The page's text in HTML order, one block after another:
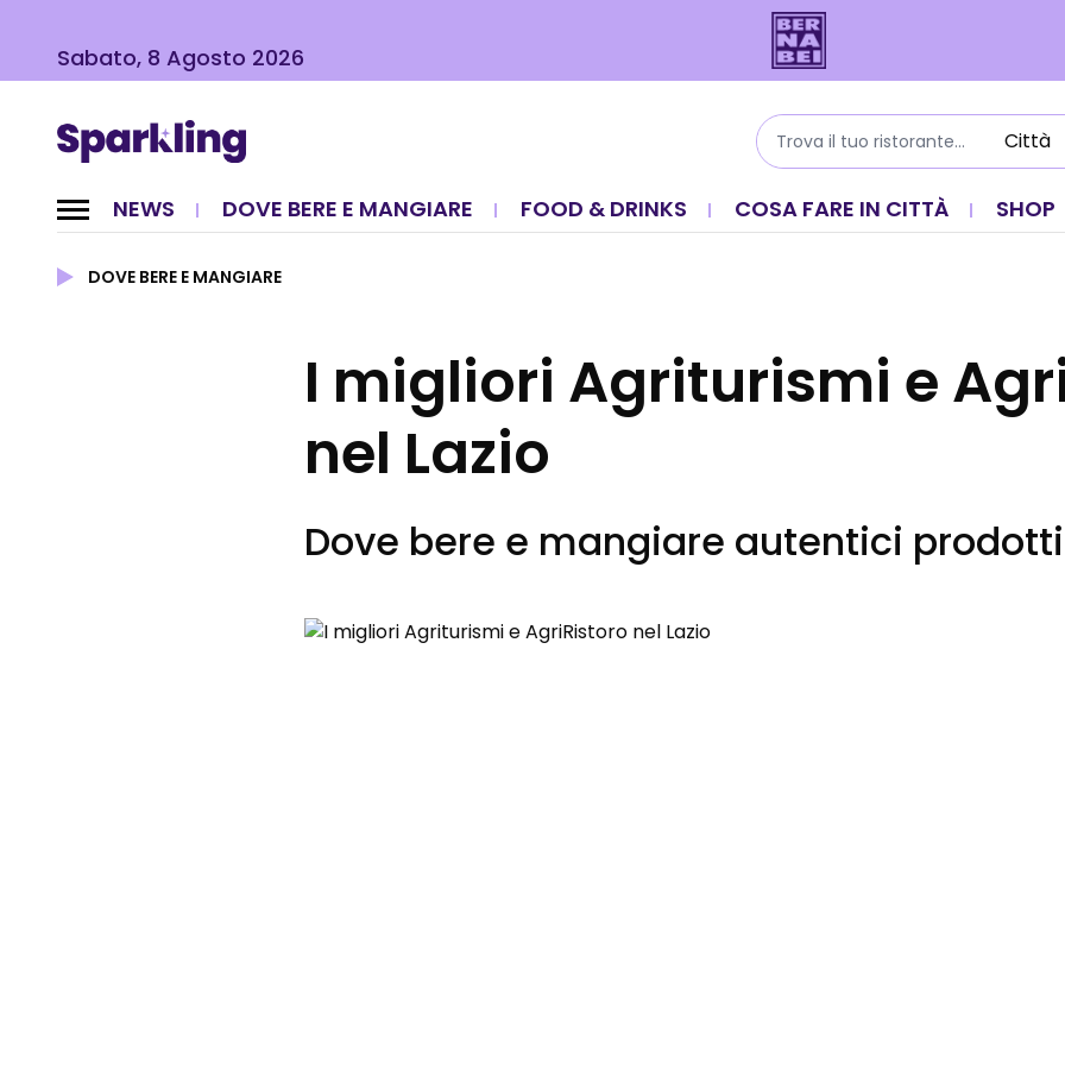
Sabato, 8 Agosto 2026
NEWS DOVE BERE E MANGIARE FOOD & DRINKS COSA FARE IN CITTÀ SHOP
DOVE BERE E MANGIARE
I migliori Agriturismi e
nel Lazio
Dove bere e mangiare autentici